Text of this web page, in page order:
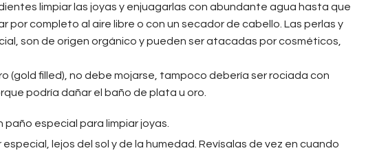
limpiar las joyas y enjuagarlas con abundante agua hasta que
por completo al aire libre o con un secador de cabello. Las perlas y
son de origen orgánico y pueden ser atacadas por cosméticos,
(gold filled), no debe mojarse, tampoco debería ser rociada con
podría dañar el baño de plata u oro.
paño especial para limpiar joyas.
lejos del sol y de la humedad. Revísalas de vez en cuando